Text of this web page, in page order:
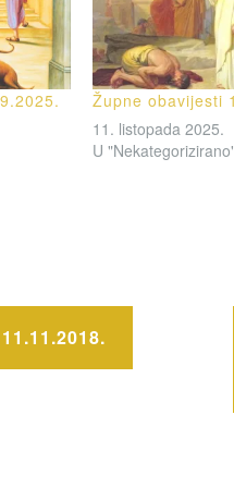
Župne obavijesti
11. listopada 2025.
U